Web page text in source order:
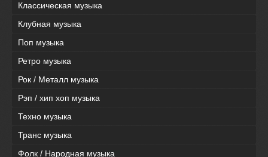
Классическая музыка
Клубная музыка
Поп музыка
Ретро музыка
Рок / Металл музыка
Рэп / хип хоп музыка
Техно музыка
Транс музыка
Фолк / Народная музыка